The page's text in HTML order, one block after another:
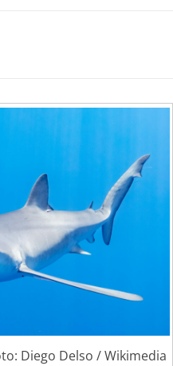
Diego Delso / Wikimedia